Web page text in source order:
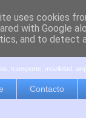
transporte, movilidad,
Contacto
uses cookies
with Google
and to detect